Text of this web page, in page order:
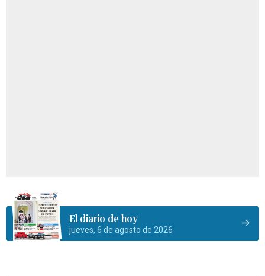
El diario de hoy
jueves, 6 de agosto de 2026